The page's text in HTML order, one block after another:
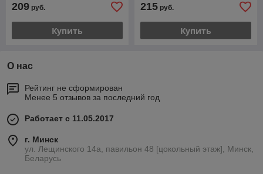
209 руб.
Купить
215 руб.
Купить
О нас
Рейтинг не сформирован
Менее 5 отзывов за последний год
Работает с 11.05.2017
г. Минск
ул. Лещинского 14а, павильон 48 [цокольный этаж], Минск,
Беларусь